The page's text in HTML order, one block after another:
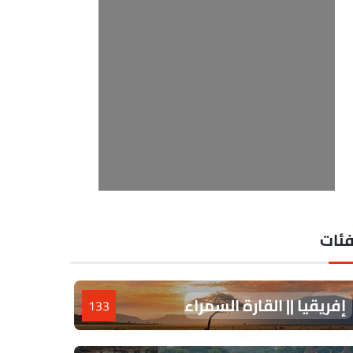
إفريقيا || القارة السمراء 133